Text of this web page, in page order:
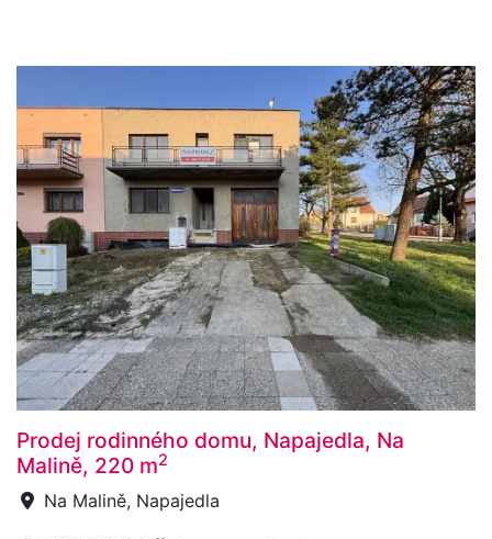
Prodej rodinného domu, Napajedla, Na
Malině, 220 m2
Na Malině, Napajedla